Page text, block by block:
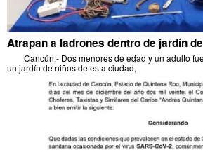
Atrapan a ladrones dentro de jardín
Cancún.- Dos menores de edad y un adulto
un jardín de niños de esta ciudad,